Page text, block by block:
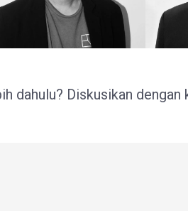
dahulu? Diskusikan dengan